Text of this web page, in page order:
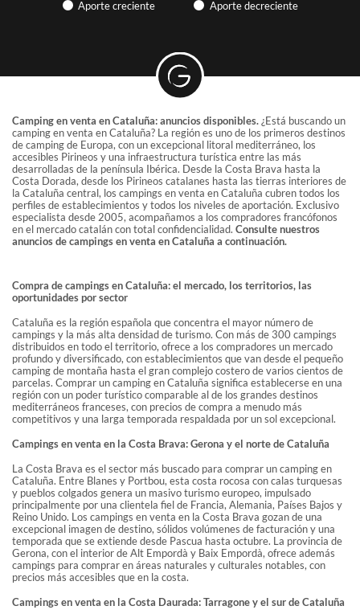
INFORMACIÓN
Encuentre artículos sobre la hostelería y la hostelería al aire
libre, participe en seminarios web ... GRAVITAO lo mantiene
informado sobre la actualidad del mercado.
COMPARTIENDO EXPERIENCIAS
Descubre artículos prácticos redactados por nuestros
asesores.
LAS OPINIONES DE LOS CLIENTES
GRAVITAO
REDES SOCIALES
Sigue a GRAVITAO en las redes sociales
ENCONTRAR A MI INTERLOCUTOR
Aporte creciente
Aporte decreciente
Camping en venta en Cataluña: anuncios disponibles.¿Está buscando un
camping en venta en Cataluña? La región es uno de los primeros destinos
de camping de Europa, con un excepcional litoral mediterráneo, los
accesibles Pirineos y una infraestructura turística entre las más
desarrolladas de la península Ibérica. Desde la Costa Brava hasta la
Costa Dorada, desde los Pirineos catalanes hasta las tierras interiores de
la Cataluña central, los campings en venta en Cataluña cubren todos los
perfiles de establecimientos y todos los niveles de aportación. Exclusivo
especialista desde 2005, acompañamos a los compradores francófonos
en el mercado catalán con total confidencialidad. Consulte nuestros
anuncios de campings en venta en Cataluña a continuación.
Compra de campings en Cataluña: el mercado, los territorios, las
oportunidades por sector
Cataluña es la región española que concentra el mayor número de
campings y la más alta densidad de turismo. Con más de 300 campings
distribuidos en todo el territorio, ofrece a los compradores un mercado
profundo y diversificado, con establecimientos que van desde el pequeño
camping de montaña hasta el gran complejo costero de varios cientos de
parcelas. Comprar un camping en Cataluña significa establecerse en una
región con un poder turístico comparable al de los grandes destinos
mediterráneos franceses, con precios de compra a menudo más
competitivos y una larga temporada respaldada por un sol excepcional.
Campings en venta en la Costa Brava: Gerona y el norte de Cataluña
La Costa Brava es el sector más buscado para comprar un camping en
Cataluña. Entre Blanes y Portbou, esta costa rocosa con calas turquesas
y pueblos colgados genera un masivo turismo europeo, impulsado
principalmente por una clientela fiel de Francia, Alemania, Países Bajos y
Reino Unido. Los campings en venta en la Costa Brava gozan de una
excepcional imagen de destino, sólidos volúmenes de facturación y una
temporada que se extiende desde Pascua hasta octubre. La provincia de
Gerona, con el interior de Alt Empordà y Baix Empordà, ofrece además
campings para comprar en áreas naturales y culturales notables, con
precios más accesibles que en la costa.
Campings en venta en la Costa Daurada: Tarragone y el sur de Cataluña